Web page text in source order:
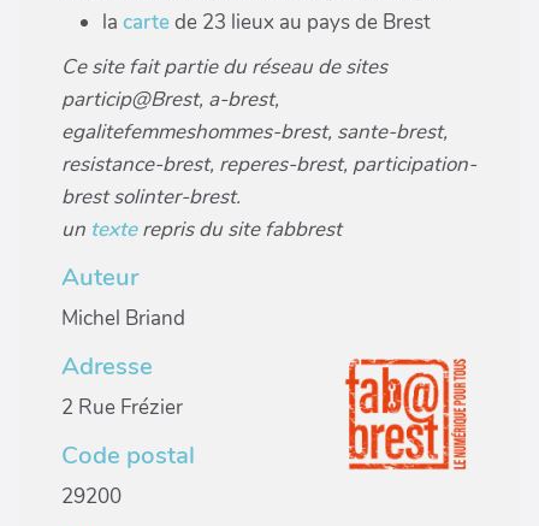
la cartede 23 lieux au pays de Brest
Ce site fait partie du réseau de sites
particip@Brest, a-brest,
egalitefemmeshommes-brest, sante-brest,
resistance-brest, reperes-brest, participation-
brest solinter-brest.
un texterepris du site fabbrest
Auteur
Michel Briand
Adresse
2 Rue Frézier
Code postal
29200